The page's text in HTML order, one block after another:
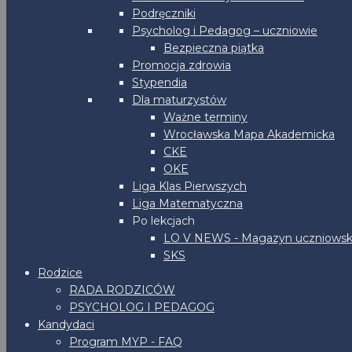
Podręczniki
Psycholog i Pedagog – uczniowie
Bezpieczna piątka
Promocja zdrowia
Stypendia
Dla maturzystów
Ważne terminy
Wrocławska Mapa Akademicka
CKE
OKE
Liga Klas Pierwszych
Liga Matematyczna
Po lekcjach
LO V NEWS - Magazyn
SKS
Rodzice
RADA RODZICÓW
PSYCHOLOG I PEDAGOG
Kandydaci
Program MYP - FAQ